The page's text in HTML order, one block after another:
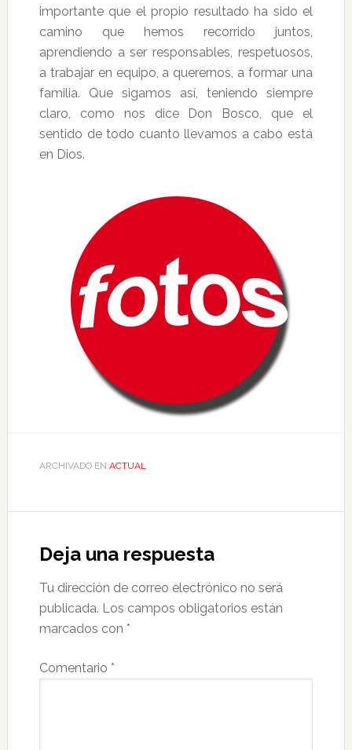
importante que el propio resultado ha sido el
camino que hemos recorrido juntos,
aprendiendo a ser responsables, respetuosos,
a trabajar en equipo, a querernos, a formar una
familia. Que sigamos así, teniendo siempre
claro, como nos dice Don Bosco, que el
sentido de todo cuanto llevamos a cabo está
en Dios.
ARCHIVADO EN:ACTUAL
Deja una respuesta
Tu dirección de correo electrónico no será
publicada. Los campos obligatorios están
marcados con *
Comentario *